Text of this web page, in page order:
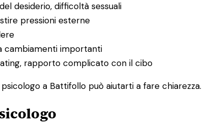
desiderio, difficoltà sessuali
pressioni esterne
cambiamenti importanti
rapporto complicato con il cibo
a Battifollo può aiutarti a fare chiarezza.